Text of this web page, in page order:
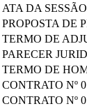
ATA DA SESSÃO
PROPOSTA DE
TERMO DE
PARECER
TERMO DE
CONTRATO Nº
CONTRATO Nº